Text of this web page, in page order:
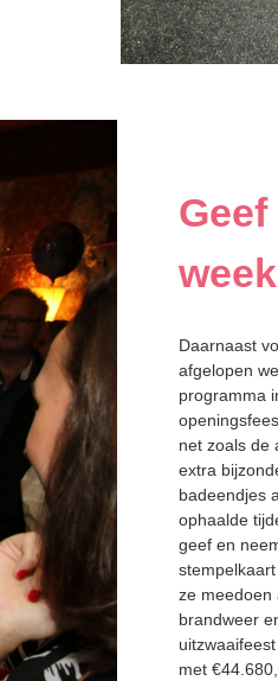
Daarnaast
afgelopen
programma
net zoals de
extra
badeendjes
ophaalde
geef en
ze meedoen
brandweer
met